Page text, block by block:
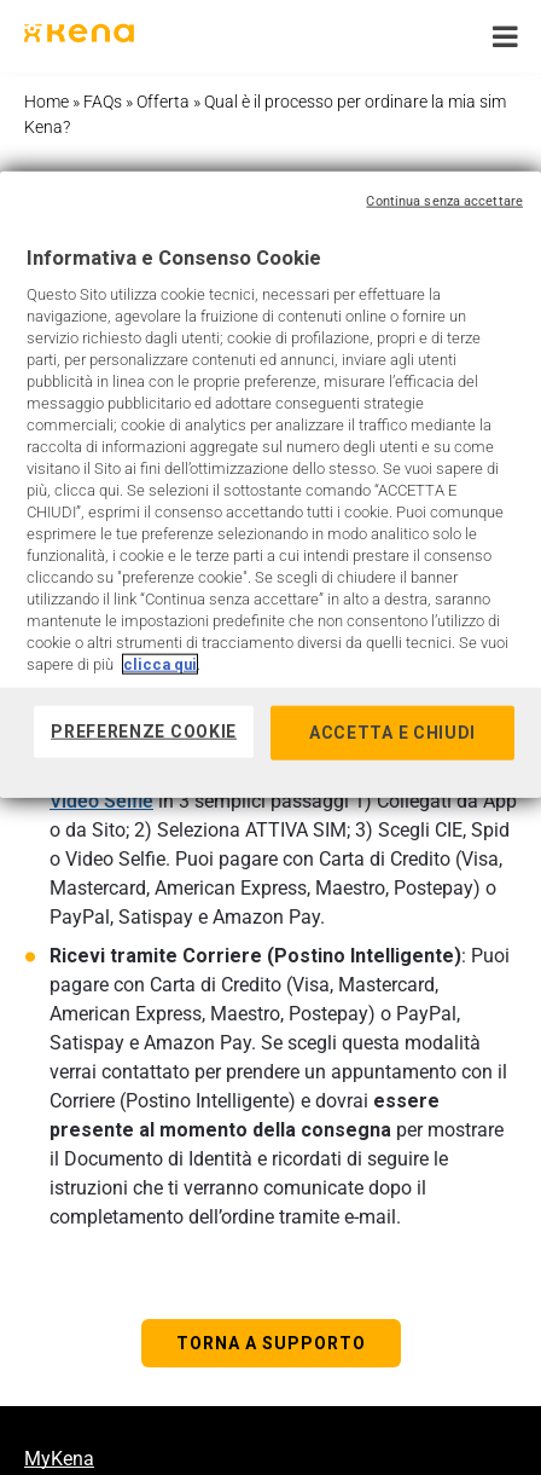
Home » FAQs »Offerta »Qual è il processo per ordinare la mia sim
Kena?
mia sim Kena?
Per ordinare online tieni a portata di mano:
Documento di Identità valido (Carta di Identità,
Patente, Passaporto);
Codice Fiscale italiano.
Scegli l’Offerta che preferisci quindi, scegli come ricevere
e pagare la SIM tra le seguenti modalità:
Paga e ritira presso unPuntodi RitiroMooney
pagamento in contanti. Se scegli questa modalità al
termine dell’ordine riceverai una e-mail con un QR
Code. Recati al Punto di Ritiro più vicino con l’e-mail, il
tuo Documento di Identità e il Codice Fiscale.
Scopri di più
Video Selfiein 3 semplici passaggi 1) Collegati da App
o da Sito; 2) Seleziona ATTIVA SIM; 3) Scegli CIE, Spid
o Video Selfie. Puoi pagare con Carta di Credito (Visa,
Mastercard, American Express, Maestro, Postepay) o
PayPal, Satispay e Amazon Pay.
Ricevi tramite Corriere (Postino Intelligente): Puoi
pagare con Carta di Credito (Visa, Mastercard,
American Express, Maestro, Postepay) o PayPal,
Satispay e Amazon Pay. Se scegli questa modalità
verrai contattato per prendere un appuntamento con il
Corriere (Postino Intelligente) e dovrai essere
presente al momento della consegnaper mostrare
il Documento di Identità e ricordati di seguire le
istruzioni che ti verranno comunicate dopo il
completamento dell’ordine tramite e-mail.
TORNA A SUPPORTO
MyKena
Informativa e Consenso Cookie
Questo Sito utilizza cookie tecnici, necessari per effettuare la
navigazione, agevolare la fruizione di contenuti online o fornire un
servizio richiesto dagli utenti; cookie di profilazione, propri e di terze
parti, per personalizzare contenuti ed annunci, inviare agli utenti
pubblicità in linea con le proprie preferenze, misurare l’efficacia del
messaggio pubblicitario ed adottare conseguenti strategie
commerciali; cookie di analytics per analizzare il traffico mediante la
raccolta di informazioni aggregate sul numero degli utenti e su come
visitano il Sito ai fini dell’ottimizzazione dello stesso. Se vuoi sapere di
più, clicca qui. Se selezioni il sottostante comando “ACCETTA E
CHIUDI”, esprimi il consenso accettando tutti i cookie. Puoi comunque
esprimere le tue preferenze selezionando in modo analitico solo le
funzionalità, i cookie e le terze parti a cui intendi prestare il consenso
cliccando su "preferenze cookie". Se scegli di chiudere il banner
utilizzando il link “Continua senza accettare” in alto a destra, saranno
mantenute le impostazioni predefinite che non consentono l’utilizzo di
cookie o altri strumenti di tracciamento diversi da quelli tecnici. Se vuoi
sapere di più clicca qui
PREFERENZE COOKIE ACCETTA E CHIUDI
Continua senza accettare